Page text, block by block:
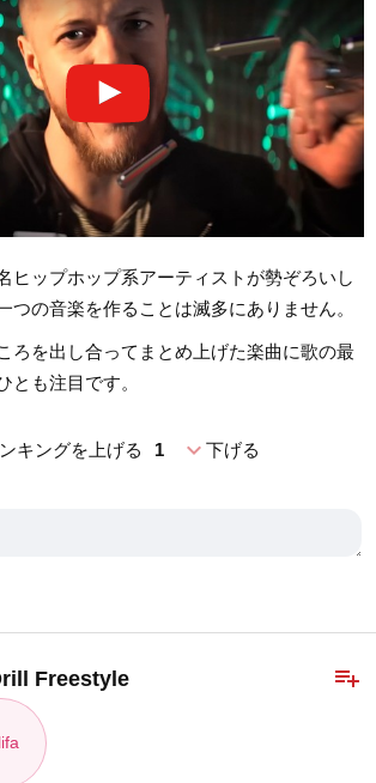
ヒップホップ系アーティストが勢ぞろいし
つの音楽を作ることは滅多にありません。
ろを出し合ってまとめ上げた楽曲に歌の最
とも注目です。
キングを上げる 1 expand_more下げる
playlist_add
Freestyle